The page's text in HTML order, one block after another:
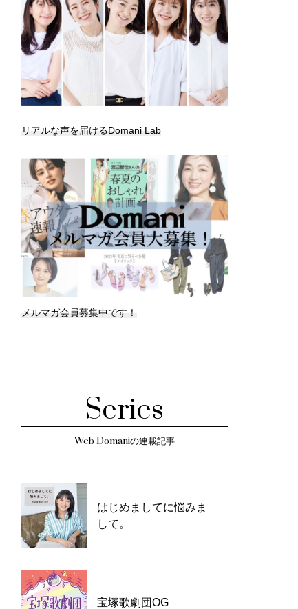
リアルな声を届けるDomani Lab
メルマガ会員募集中です！
Series
Web Domaniの連載記事
はじめましてに悩みま
して。
宝塚歌劇団OG